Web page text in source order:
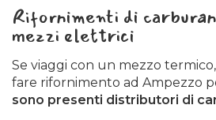
ORDINANZA n. 306/2026
OGGETTO: S.R. UD 73 2del
consolidamento ponte
corpo stradale. Istituzione
unico alternato della
Rifornimenti di
mezzi elettrici
Se viaggi con un mezzo
fare rifornimento ad Ampezzo
sono presenti distributori di